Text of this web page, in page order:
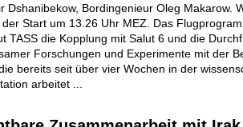
Dshanibekow, Bordingenieur Oleg Makarow.
Start um 13.26 Uhr MEZ. Das
TASS die Kopplung mit Salut 6 und die
Forschungen und Experimente mit der
bereits seit über vier Wochen in der
arbeitet ...